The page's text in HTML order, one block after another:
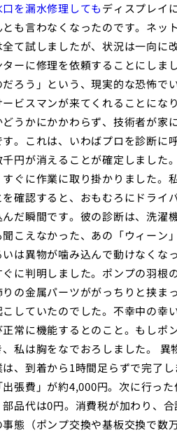
を漏水修理してもディスプレイ
も言わなくなったのです。ネッ
て試しましたが、状況は一向に
ーに修理を依頼することにし
ろう」という、現実的な恐怖で
ビスマンが来てくれることにな
うかにかかわらず、技術者が家
。これは、いわばプロを診断に
円が消えることが確定しまし
ぐに作業に取り掛かりました
確認すると、おもむろにドライ
だ瞬間です。彼の診断は、洗濯
こえなかった、あの「ウィー
は異物が噛み込んで動けなくな
に判明しました。ポンプの羽根
の金属パーツががっちりと挟
していたのでした。不幸中の幸
常に機能するとのこと。もし
私は胸をなでおろしました。
、到着から1時間足らずで完了
張費」が約4,000円。次に行っ
品代は0円。消費税が加わり、
態（ポンプ交換や基板交換で数